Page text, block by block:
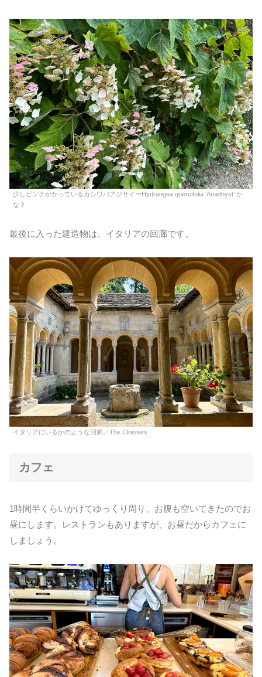
少しピンクがかっているカシワバアジサイーHydrangea quercifolia ‘Amethyst’ か
な？
最後に入った建造物は、イタリアの回廊です。
イタリアにいるかのような回廊／The Cloisters
カフェ
1時間半くらいかけてゆっくり周り、お腹も空いてきたのでお
昼にします。レストランもありますが、お昼だからカフェに
しましょう。